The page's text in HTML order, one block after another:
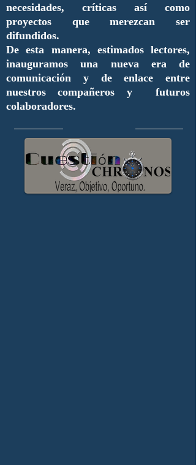
necesidades, críticas así como
proyectos que merezcan ser
difundidos.
De esta manera, estimados lectores,
inauguramos una nueva era de
comunicación y de enlace entre
nuestros compañeros y futuros
colaboradores.